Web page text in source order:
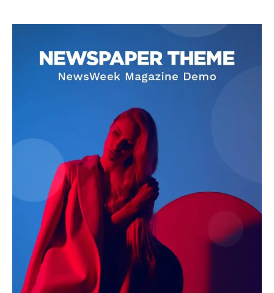
DOWNLOAD NOW
AIN NEWS 1
Contact Us
About Us
Privacy Policy
Terms of Use Agreement
Facebook
X WhatsApp
Share